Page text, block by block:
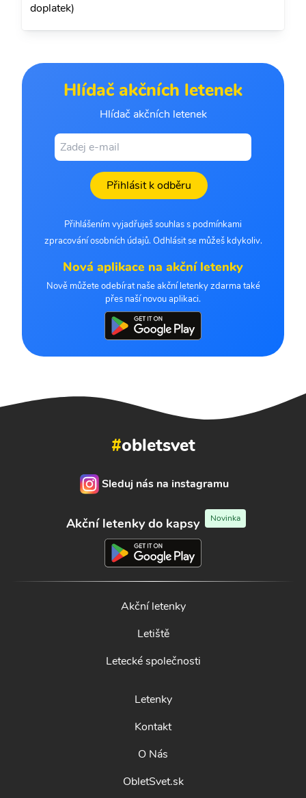
doplatek)
Hlídač akčních letenek
Hlídač akčních letenek
Přihlásit k odběru
Přihlášením vyjadřuješ souhlas s podmínkami
zpracování osobních údajů. Odhlásit se můžeš kdykoliv.
Nová aplikace na akční letenky
Nově můžete odebírat naše akční letenky zdarma také
přes naší novou aplikaci.
#obletsvet
Sleduj nás na instagramu
Akční letenky do kapsy Novinka
Akční letenky
Letiště
Letecké společnosti
Letenky
Kontakt
O Nás
ObletSvet.sk